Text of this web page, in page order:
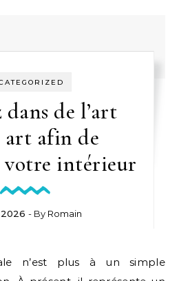
dans de l’art
art afin de
intérieur
2026 - By Romain
n’est plus à un simple